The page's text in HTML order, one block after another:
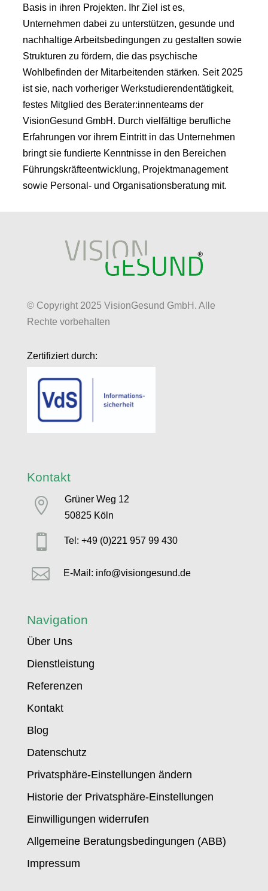
Basis in ihren Projekten. Ihr Ziel ist es,
Unternehmen dabei zu unterstützen, gesunde und
nachhaltige Arbeitsbedingungen zu gestalten sowie
Strukturen zu fördern, die das psychische
Wohlbefinden der Mitarbeitenden stärken. Seit 2025
ist sie, nach vorheriger Werkstudierendentätigkeit,
festes Mitglied des Berater:innenteams der
VisionGesund GmbH. Durch vielfältige berufliche
Erfahrungen vor ihrem Eintritt in das Unternehmen
bringt sie fundierte Kenntnisse in den Bereichen
Führungskräfteentwicklung, Projektmanagement
sowie Personal- und Organisationsberatung mit.
© Copyright 2025 VisionGesund GmbH. Alle
Rechte vorbehalten
Zertifiziert durch:
Kontakt

Grüner Weg 12
50825 Köln
 Tel: +49 (0)221 957 99 430
 E-Mail: info@visiongesund.de
Navigation
Über Uns
Dienstleistung
Referenzen
Kontakt
Blog
Datenschutz
Privatsphäre-Einstellungen ändern
Historie der Privatsphäre-Einstellungen
Einwilligungen widerrufen
Allgemeine Beratungsbedingungen (ABB)
Impressum